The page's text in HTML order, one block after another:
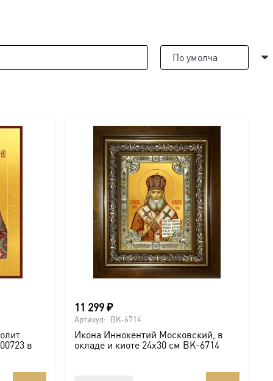
в
11 299₽
Артикул: BK-6714
Икона Иннокентий Московский, в
окладе и киоте 24х30 см BK-6714